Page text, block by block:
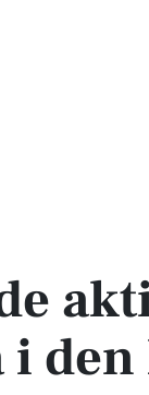
i den kommende uge
i